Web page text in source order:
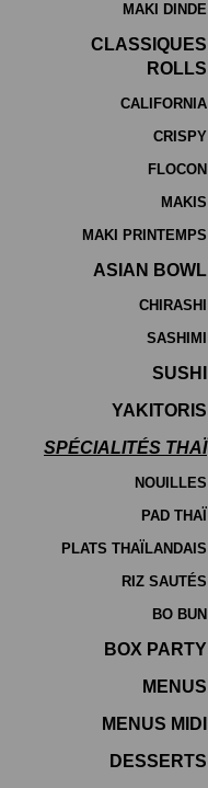
de
MAKI DINDE
CLASSIQUES
ROLLS
CALIFORNIA
CRISPY
FLOCON
MAKIS
MAKI PRINTEMPS
ASIAN BOWL
CHIRASHI
SASHIMI
SUSHI
YAKITORIS
SPÉCIALITÉS THAÏ
NOUILLES
PAD THAÏ
PLATS THAÏLANDAIS
RIZ SAUTÉS
BO BUN
BOX PARTY
MENUS
MENUS MIDI
DESSERTS